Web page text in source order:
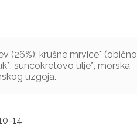
(26%): krušne mrvice* (obično
suncokretovo ulje*, morska
uzgoja.
14